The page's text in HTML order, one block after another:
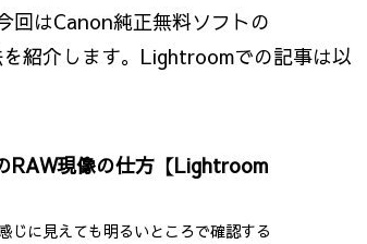
回はCanon純正無料ソフトの
紹介します。Lightroomでの記事は以
RAW現像の仕方【Lightroom
じに見えても明るいところで確認する